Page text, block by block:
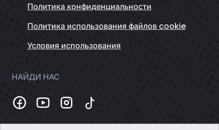
Политика конфиденциальности
Политика использования файлов cookie
Условия использования
НАЙДИ НАС